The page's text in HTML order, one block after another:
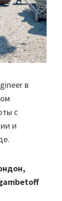
в
с
и